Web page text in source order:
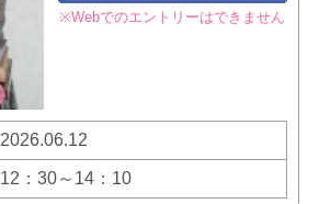
※Webでのエントリーはできません
2026.06.12
12：30～14：10